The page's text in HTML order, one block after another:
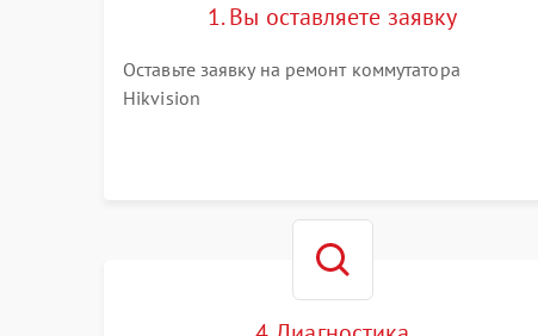
1. Вы оставляете заявку
Оставьте заявку на ремонт коммутатора
Hikvision